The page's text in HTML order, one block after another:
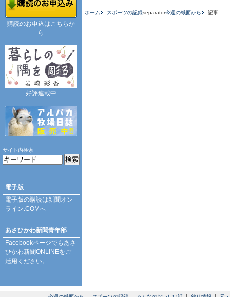
ホーム スポーツの記録separator今週の紙面から 記事
購読のお申込はこちらか
ら
好評連載中
サイト内検索
電子版
電子版の購読は新聞オン
ライン.COMへ
あさひかわ新聞青年部
Facebookページでもあさ
ひかわ新聞ONLINEをご
活用ください。